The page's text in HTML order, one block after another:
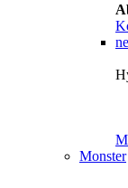
Monster